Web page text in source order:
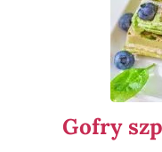
Gofry